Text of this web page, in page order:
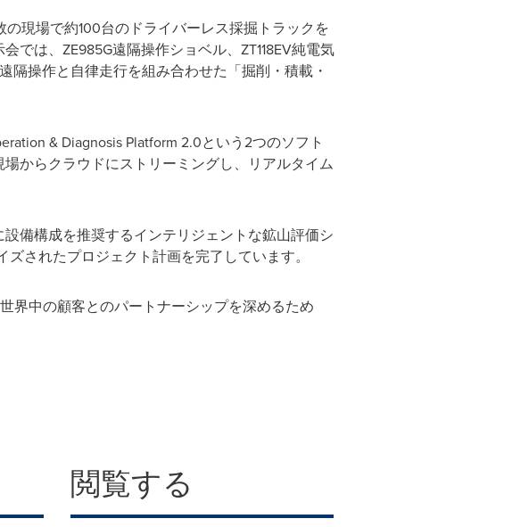
現場で約100台のドライバーレス採掘トラックを
では、ZE985G遠隔操作ショベル、ZT118EV純電気
隔操作と自律走行を組み合わせた「掘削・積載・
& Diagnosis Platform 2.0という2つのソフト
からクラウドにストリーミングし、リアルタイム
備構成を推奨するインテリジェントな鉱山評価シ
されたプロジェクト計画を完了しています。
界中の顧客とのパートナーシップを深めるため
閲覧する